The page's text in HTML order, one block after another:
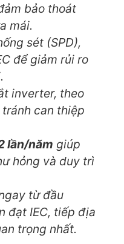
bảo thoát
mái.
sét (SPD),
để giảm rủi ro
inverter, theo
can thiệp
lần/năm giúp
hỏng và duy trì
từ đầu
đạt IEC, tiếp địa
trọng nhất.